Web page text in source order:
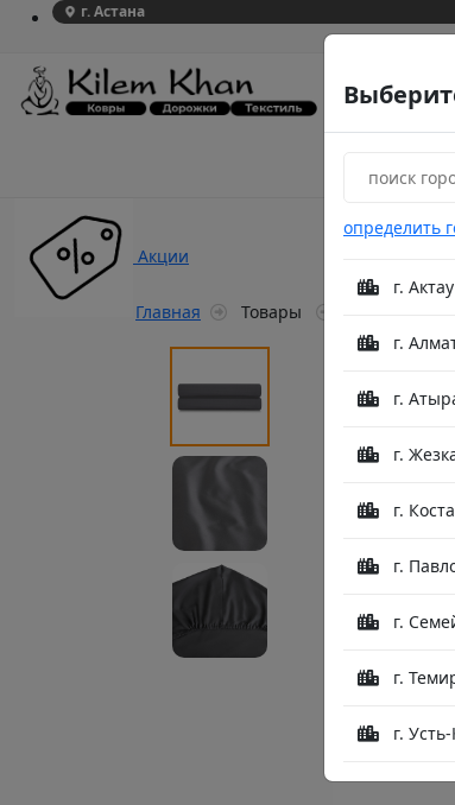
определить
г. Актау
г.
г.
г.
г.
г.
г.
г.
г.
г. Астана
Акции
Главная Товары